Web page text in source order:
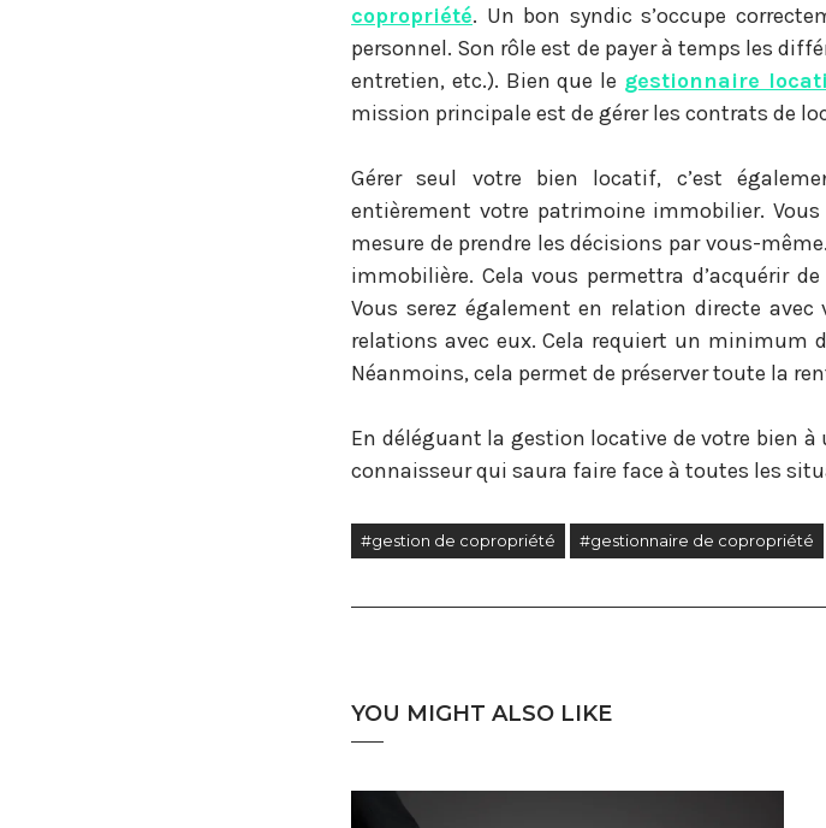
copropriété. Un bon syndic s’occupe
personnel. Son rôle est de payer à temps les
entretien, etc.). Bien que le gestionnaire
mission principale est de gérer les contrats de
Gérer seul votre bien locatif, c’est
entièrement votre patrimoine immobilier.
mesure de prendre les décisions par vous-
immobilière. Cela vous permettra d’acquérir
Vous serez également en relation directe
relations avec eux. Cela requiert un minimum
Néanmoins, cela permet de préserver toute la
En déléguant la gestion locative de votre bien
connaisseur qui saura faire face à toutes les
#gestion de copropriété #gestionnaire de copropriété
YOU MIGHT ALSO LIKE